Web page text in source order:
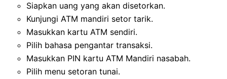
Siapkan uang yang akan disetorkan.
Kunjungi ATM mandiri setor tarik.
Masukkan kartu ATM sendiri.
Pilih bahasa pengantar transaksi.
Masukkan PIN kartu ATM Mandiri nasabah.
Pilih menu setoran tunai.